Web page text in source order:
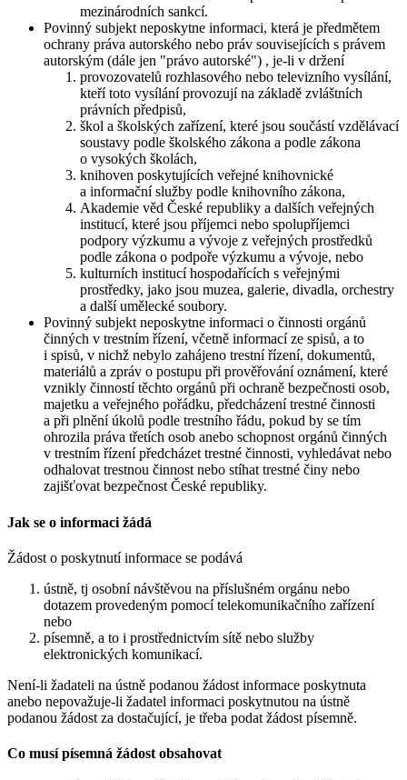
mezinárodních sankcí.
Povinný subjekt neposkytne informaci, která je předmětem
ochrany práva autorského nebo práv souvisejících s právem
autorským (dále jen "právo autorské") , je-li v držení
provozovatelů rozhlasového nebo televizního vysílání,
kteří toto vysílání provozují na základě zvláštních
právních předpisů,
škol a školských zařízení, které jsou součástí vzdělávací
soustavy podle školského zákona a podle zákona
o vysokých školách,
knihoven poskytujících veřejné knihovnické
a informační služby podle knihovního zákona,
Akademie věd České republiky a dalších veřejných
institucí, které jsou příjemci nebo spolupříjemci
podpory výzkumu a vývoje z veřejných prostředků
podle zákona o podpoře výzkumu a vývoje, nebo
kulturních institucí hospodařících s veřejnými
prostředky, jako jsou muzea, galerie, divadla, orchestry
a další umělecké soubory.
Povinný subjekt neposkytne informaci o činnosti orgánů
činných v trestním řízení, včetně informací ze spisů, a to
i spisů, v nichž nebylo zahájeno trestní řízení, dokumentů,
materiálů a zpráv o postupu při prověřování oznámení, které
vznikly činností těchto orgánů při ochraně bezpečnosti osob,
majetku a veřejného pořádku, předcházení trestné činnosti
a při plnění úkolů podle trestního řádu, pokud by se tím
ohrozila práva třetích osob anebo schopnost orgánů činných
v trestním řízení předcházet trestné činnosti, vyhledávat nebo
odhalovat trestnou činnost nebo stíhat trestné činy nebo
zajišťovat bezpečnost České republiky.
Jak se o informaci žádá
Žádost o poskytnutí informace se podává
ústně, tj osobní návštěvou na příslušném orgánu nebo
dotazem provedeným pomocí telekomunikačního zařízení
nebo
písemně, a to i prostřednictvím sítě nebo služby
elektronických komunikací.
Není-li žadateli na ústně podanou žádost informace poskytnuta
anebo nepovažuje-li žadatel informaci poskytnutou na ústně
podanou žádost za dostačující, je třeba podat žádost písemně.
Co musí písemná žádost obsahovat